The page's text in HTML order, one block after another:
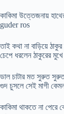
কাকিমা উত্তেজনায়
guder ros
তাই কথা না বাড়িয়ে
চেপে ধরলেন ঠাকুরের মুখে
ডাল চাটার মত সুরুত
গুদ চুসলে সেই মাগী
কাকিমা থাকতে না